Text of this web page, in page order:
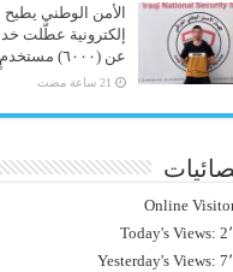
الأمن الوطني
إلكترونية عطّلت
عن (٦٠٠٠) مستخدمٍ في نينوى
Online
Today's Views:
Yesterday's Views: